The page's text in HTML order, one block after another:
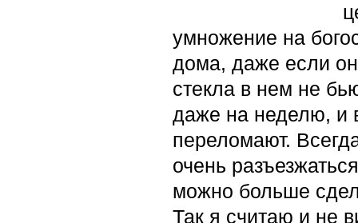
умножение на
дома, даже если он
стекла в нем не
даже на неделю, и
переломают.
очень
можно больше
Так я считаю и не